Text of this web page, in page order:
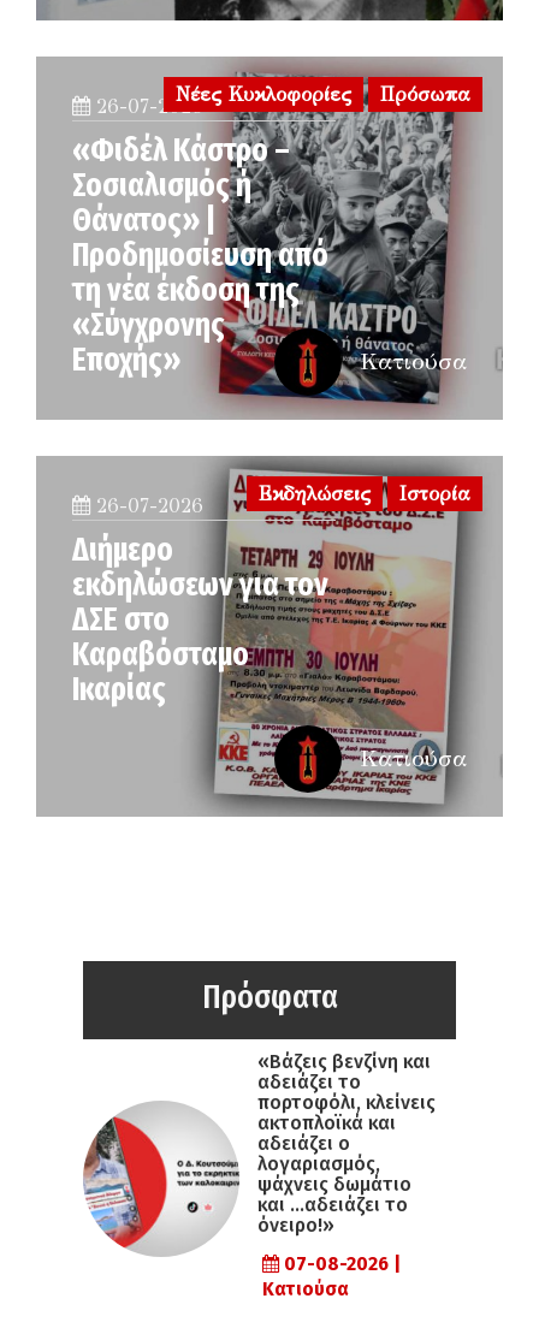
26-07-2026
«Φιδέλ Κάστρο –
Σοσιαλισμός ή
Θάνατος» |
Προδημοσίευση από
τη νέα έκδοση της
«Σύγχρονης
Εποχής»
Νέες Κυκλοφορίες Πρόσωπα
Κατιούσα
26-07-2026
Διήμερο
εκδηλώσεων για τον
ΔΣΕ στο
Καραβόσταμο
Ικαρίας
Εκδηλώσεις Ιστορία
Κατιούσα
Πρόσφατα
«Βάζεις βενζίνη και
αδειάζει το
πορτοφόλι, κλείνεις
ακτοπλοϊκά και
αδειάζει ο
λογαριασμός,
ψάχνεις δωμάτιο
και …αδειάζει το
όνειρο!»
07-08-2026 |
Κατιούσα